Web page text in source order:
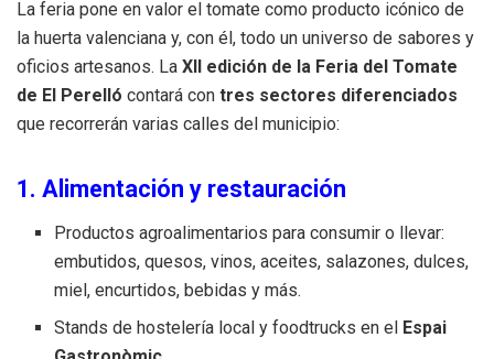
La feria pone en valor el tomate como producto icónico de
la huerta valenciana y, con él, todo un universo de sabores y
oficios artesanos. La XII edición de la Feria del Tomate
de El Perelló contará con tres sectores diferenciados
que recorrerán varias calles del municipio:
1. Alimentación y restauración
Productos agroalimentarios para consumir o llevar:
embutidos, quesos, vinos, aceites, salazones, dulces,
miel, encurtidos, bebidas y más.
Stands de hostelería local y foodtrucks en el
Espai